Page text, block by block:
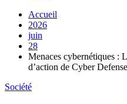
Accueil
2026
juin
28
Menaces cybernétiques :
d’action de Cyber
Société